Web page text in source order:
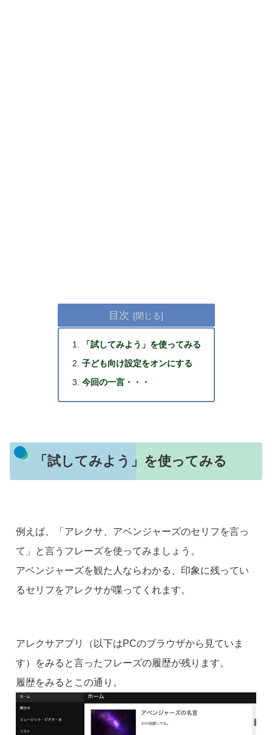
目次
「試してみよう」を使ってみる
子ども向け設定をオンにする
今回の一言・・・
「試してみよう」を使ってみる
例えば、「アレクサ、アベンジャーズのセリフを言っ
て」と言うフレーズを使ってみましょう。
アベンジャーズを観た人ならわかる、印象に残ってい
るセリフをアレクサが喋ってくれます。
アレクサアプリ（以下はPCのブラウザから見ていま
す）をみると言ったフレーズの履歴が残ります。
履歴をみるとこの通り。